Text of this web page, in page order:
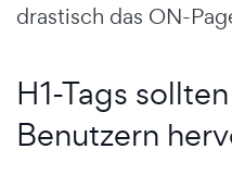
drastisch das ON-
H1-Tags
Benutzern